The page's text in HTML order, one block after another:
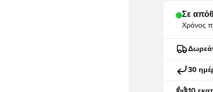
Σε
Χρόνος
30